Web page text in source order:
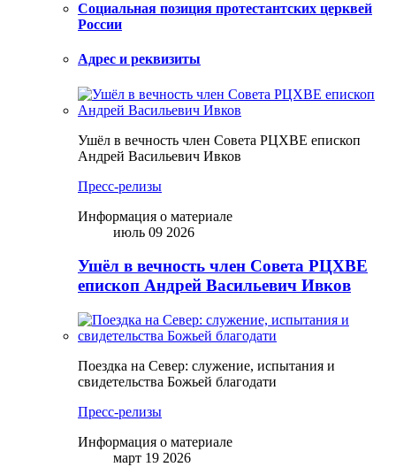
Социальная позиция протестантских церквей
России
Адрес и реквизиты
Ушёл в вечность член Совета РЦХВЕ епископ
Андрей Васильевич Ивков
Пресс-релизы
Информация о материале
июль 09 2026
Ушёл в вечность член Совета РЦХВЕ
епископ Андрей Васильевич Ивков
Поездка на Север: служение, испытания и
свидетельства Божьей благодати
Пресс-релизы
Информация о материале
март 19 2026